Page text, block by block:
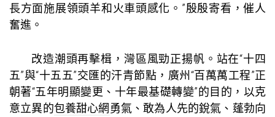
長方面施展領頭羊和火車頭感化。”殷殷寄看，催人
奮進。
改造潮頭再擊楫，灣區風勁正揚帆。站在“十四
五”與“十五五”交匯的汗青節點，廣州“百萬萬工程”正
朝著“五年明顯變更、十年最基礎轉變”的目的，以克
意立異的包養甜心網 勇氣、敢為人先的銳氣、蓬勃向